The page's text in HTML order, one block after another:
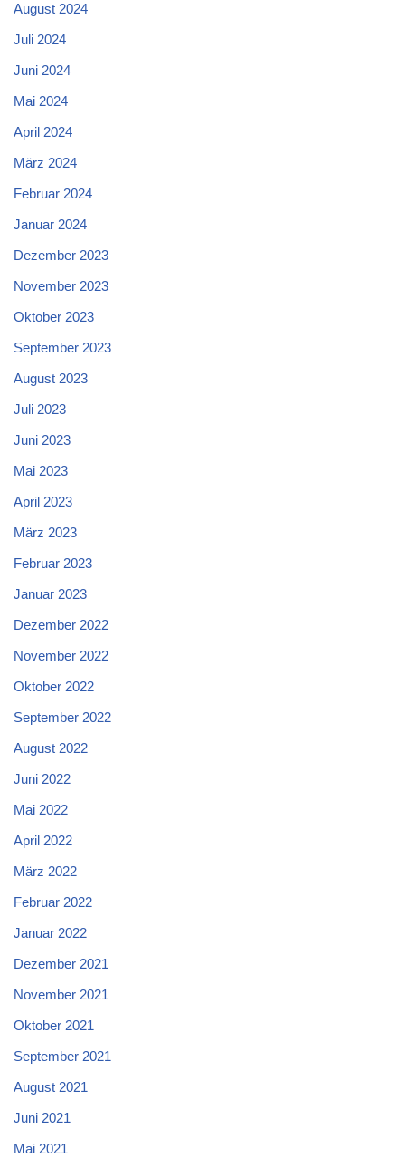
August 2024
Juli 2024
Juni 2024
Mai 2024
April 2024
März 2024
Februar 2024
Januar 2024
Dezember 2023
November 2023
Oktober 2023
September 2023
August 2023
Juli 2023
Juni 2023
Mai 2023
April 2023
März 2023
Februar 2023
Januar 2023
Dezember 2022
November 2022
Oktober 2022
September 2022
August 2022
Juni 2022
Mai 2022
April 2022
März 2022
Februar 2022
Januar 2022
Dezember 2021
November 2021
Oktober 2021
September 2021
August 2021
Juni 2021
Mai 2021